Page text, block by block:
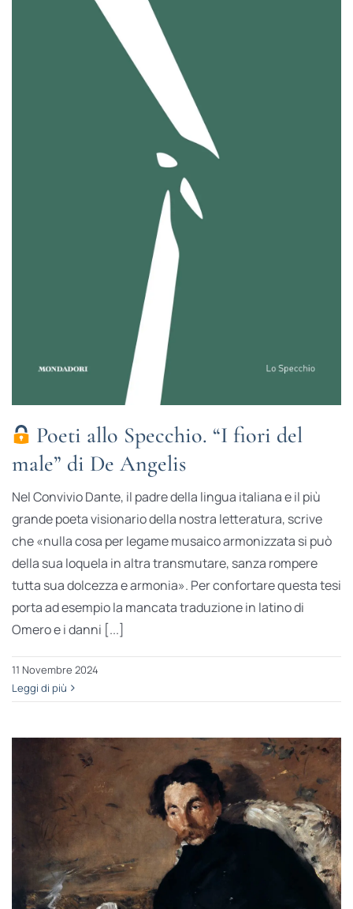
Poeti allo Specchio. “I fiori del
male” di De Angelis
Nel Convivio Dante, il padre della lingua italiana e il più
grande poeta visionario della nostra letteratura, scrive
che «nulla cosa per legame musaico armonizzata si può
della sua loquela in altra transmutare, sanza rompere
tutta sua dolcezza e armonia». Per confortare questa tesi
porta ad esempio la mancata traduzione in latino di
Omero e i danni [...]
11 Novembre 2024
Leggi di più